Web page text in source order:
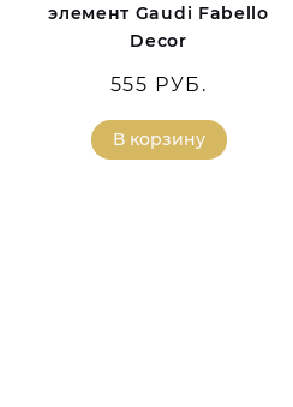
элемент Gaudi Fabello
Decor
555 РУБ.
В корзину